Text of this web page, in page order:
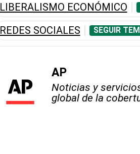
LIBERALISMO ECONÓMICO
REDES SOCIALES SEGUIR
AP
Noticias y
global de la